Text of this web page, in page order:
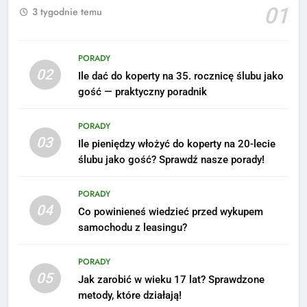
01
3 tygodnie temu
02
PORADY
Ile dać do koperty na 35. rocznicę ślubu jako
gość — praktyczny poradnik
03
PORADY
Ile pieniędzy włożyć do koperty na 20-lecie
ślubu jako gość? Sprawdź nasze porady!
04
PORADY
Co powinieneś wiedzieć przed wykupem
samochodu z leasingu?
05
PORADY
Jak zarobić w wieku 17 lat? Sprawdzone
metody, które działają!
5
Ile zarabia podolog: poznajmy
zainspirują
ZAROBKI
Jak przygotować się finansowo
na narodziny dziecka: ile to